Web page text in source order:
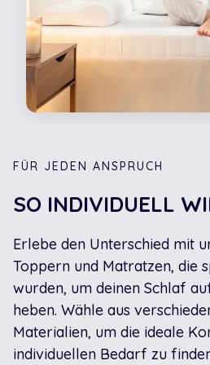
FÜR JEDEN ANSPRUCH
SO INDIVIDUELL
Erlebe den Unterschied mit
Toppern und Matratzen, die
wurden, um deinen Schlaf
heben. Wähle aus
Materialien, um die ideale
individuellen Bedarf zu